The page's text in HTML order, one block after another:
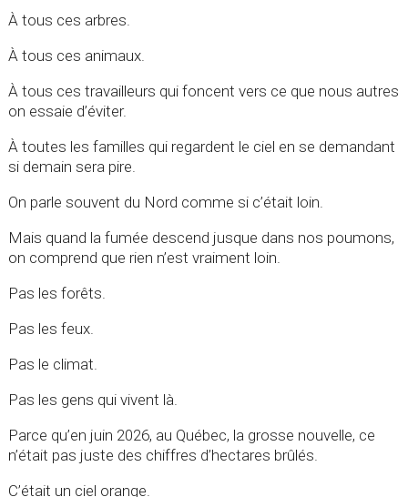
À tous ces arbres.
À tous ces animaux.
À tous ces travailleurs qui foncent vers ce que nous autres
on essaie d’éviter.
À toutes les familles qui regardent le ciel en se demandant
si demain sera pire.
On parle souvent du Nord comme si c’était loin.
Mais quand la fumée descend jusque dans nos poumons,
on comprend que rien n’est vraiment loin.
Pas les forêts.
Pas les feux.
Pas le climat.
Pas les gens qui vivent là.
Parce qu’en juin 2026, au Québec, la grosse nouvelle, ce
n’était pas juste des chiffres d’hectares brûlés.
C’était un ciel orange.